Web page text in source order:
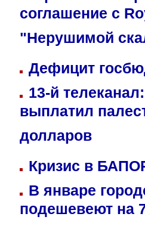
соглашение с
"Нерушимой
Дефицит
13-й
выплатил
долларов
Кризис в
В январе
подешевеют на